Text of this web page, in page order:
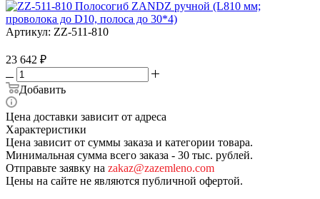
Артикул: ZZ-511-810
23 642 ₽
Добавить
Цена доставки зависит от адреса
Характеристики
Цена зависит от суммы заказа и категории товара.
Минимальная сумма всего заказа - 30 тыс. рублей.
Отправьте заявку на zakaz@zazemleno.com
Цены на сайте не являются публичной офертой.